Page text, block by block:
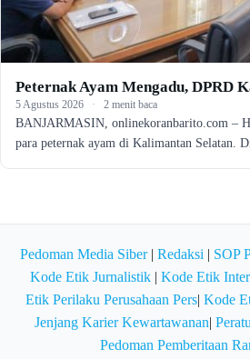
Peternak Ayam Mengadu, DPRD
5 Agustus 2026 · 2 menit baca
BANJARMASIN, onlinekoranbarito.com –
para peternak ayam di Kalimantan Selatan.
Pedoman Media Siber| Redaksi | SOP
Kode Etik Jurnalistik| Kode Etik
Etik Perilaku Perusahaan Pers| Kode
Jenjang Karier Kewartawanan|
Pedoman Pemberitaan